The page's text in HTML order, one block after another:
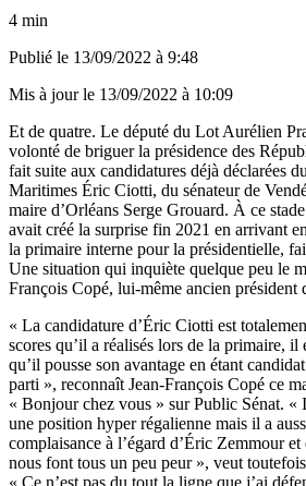
4 min
Publié le 13/09/2022 à 9:48
Mis à jour le 13/09/2022 à 10:09
Et de quatre. Le député du Lot Aurélien
volonté de briguer la présidence des
fait suite aux candidatures déjà déclarées
Maritimes Éric Ciotti, du sénateur de
maire d’Orléans Serge Grouard. À ce
avait créé la surprise fin 2021 en arrivant
la primaire interne pour la présidentielle,
Une situation qui inquiète quelque peu le
François Copé, lui-même ancien président
« La candidature d’Éric Ciotti est
scores qu’il a réalisés lors de la primaire, il
qu’il pousse son avantage en étant
parti », reconnaît Jean-François Copé ce
« Bonjour chez vous » sur Public Sénat. «
une position hyper régalienne mais il a
complaisance à l’égard d’Éric Zemmouret
nous font tous un peu peur », veut
« Ce n’est pas du tout la ligne que j’ai